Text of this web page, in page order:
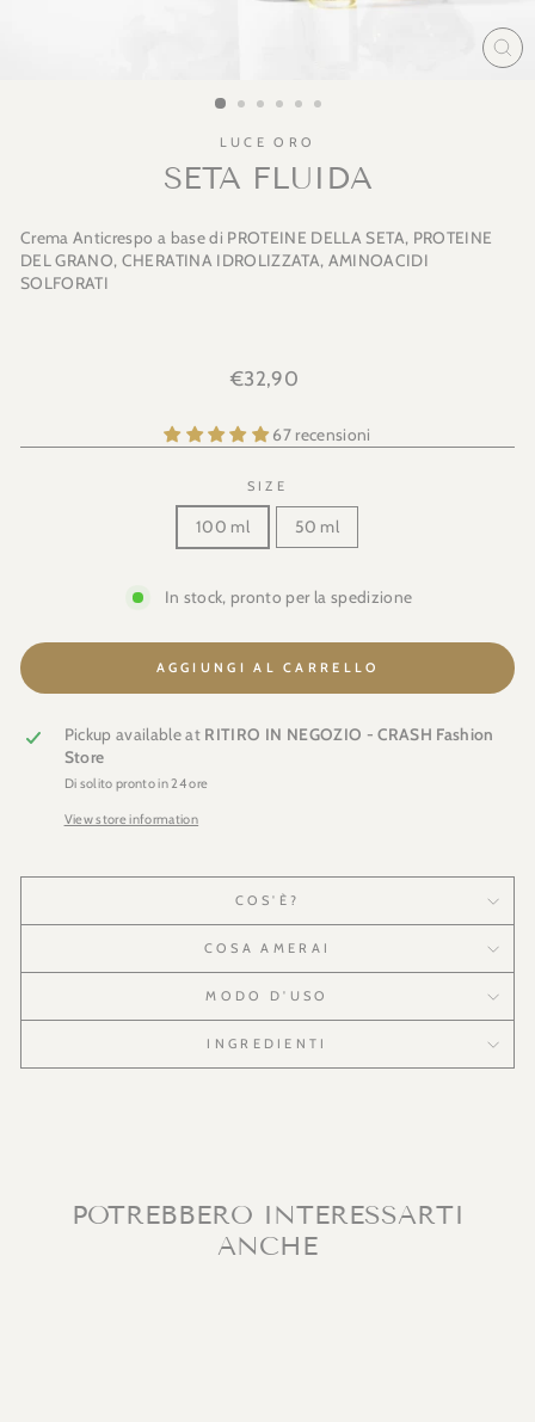
LUCE ORO
SETA FLUIDA
Crema Anticrespo a base di PROTEINE DELLA SETA, PROTEINE
DEL GRANO, CHERATINA IDROLIZZATA, AMINOACIDI
SOLFORATI
Prezzo
Prezzo
sconto
€32,90
67 recensioni
SIZE
100 ml 50 ml
In stock, pronto per la spedizione
AGGIUNGI AL CARRELLO
Pickup available at RITIRO IN NEGOZIO - CRASH Fashion
Store
Di solito pronto in 24 ore
View store information
COS'È?
COSA AMERAI
MODO D'USO
INGREDIENTI
POTREBBERO INTERESSARTI
ANCHE